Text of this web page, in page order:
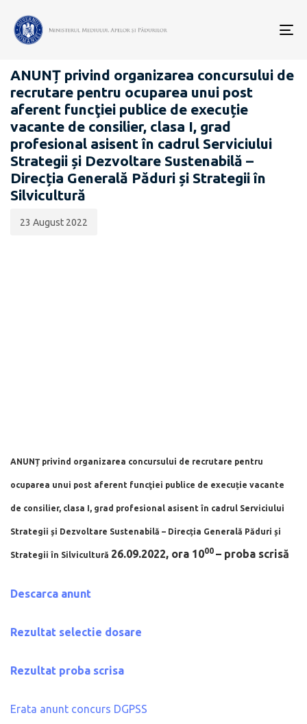
CARIERĂ
ANUNȚ privind organizarea concursului de
recrutare pentru ocuparea unui post
aferent funcţiei publice de execuție
vacante de consilier, clasa I, grad
profesional asisent în cadrul Serviciului
Strategii și Dezvoltare Sustenabilă –
Direcția Generală Păduri și Strategii în
Silvicultură
publicării:
23 August 2022
ANUNȚ privind organizarea concursului de recrutare pentru
ocuparea unui post aferent funcţiei publice de execuție vacante
de consilier, clasa I, grad profesional asisent în cadrul Serviciului
Strategii și Dezvoltare Sustenabilă – Direcția Generală Păduri și
Strategii în Silvicultură 26.09.2022, ora 1000 – proba scrisă
Descarca anunt
Rezultat selectie dosare
Rezultat proba scrisa
Erata anunt concurs DGPSS